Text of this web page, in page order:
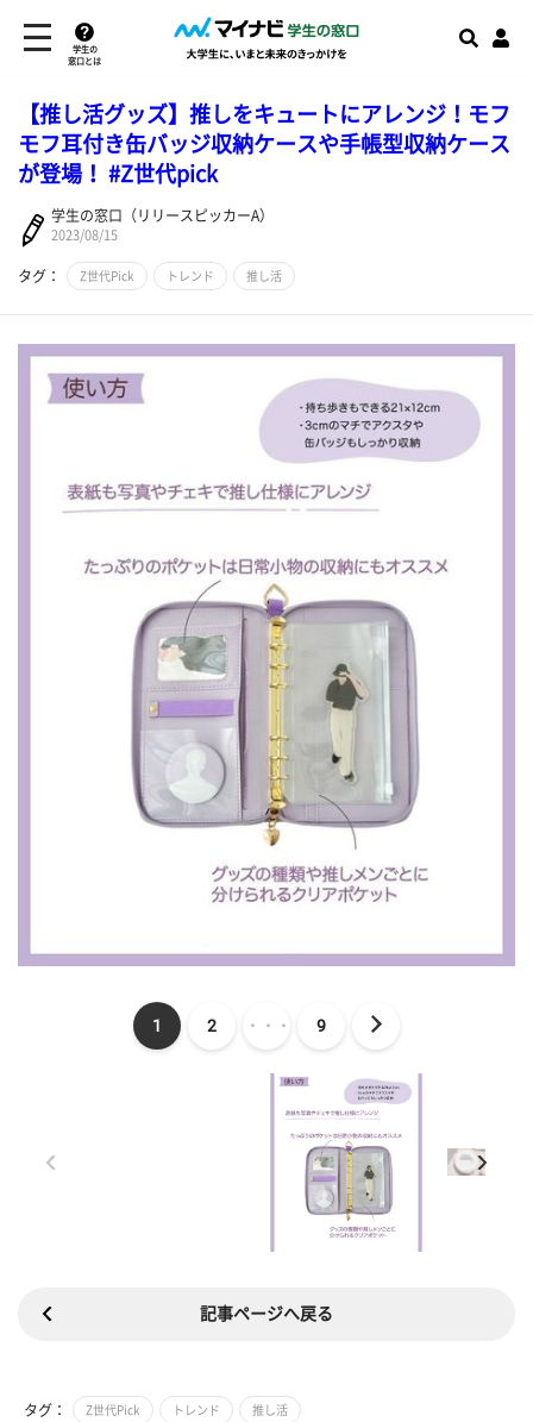
学生の
窓口とは
【推し活グッズ】推しをキュートにアレンジ！モフ
モフ耳付き缶バッジ収納ケースや手帳型収納ケース
が登場！ #Z世代pick
学生の窓口（リリースピッカーA）
2023/08/15
タグ： Z世代Pick トレンド 推し活
1 2 ・・・ 9
記事ページへ戻る
タグ： Z世代Pick トレンド 推し活